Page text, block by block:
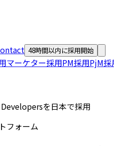
48時間以内に採用開始
マーケター採用PM採用PjM採
を日本で採用
フォーム